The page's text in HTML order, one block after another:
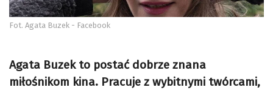
Fot. Agata Buzek - Facebook
Agata Buzek to postać dobrze znana
miłośnikom kina. Pracuje z wybitnymi twórcami,